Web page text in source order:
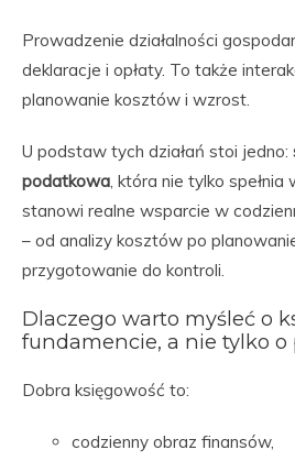
Prowadzenie działalności
deklaracje i opłaty. To także
planowanie kosztów i wzrost.
U podstaw tych działań stoi jedno:
podatkowa, która nie tylko spełnia
stanowi realne wsparcie w
– od analizy kosztów po
przygotowanie do kontroli.
Dlaczego warto myśleć o
fundamencie, a nie tylko o
Dobra księgowość to:
codzienny obraz finansów,